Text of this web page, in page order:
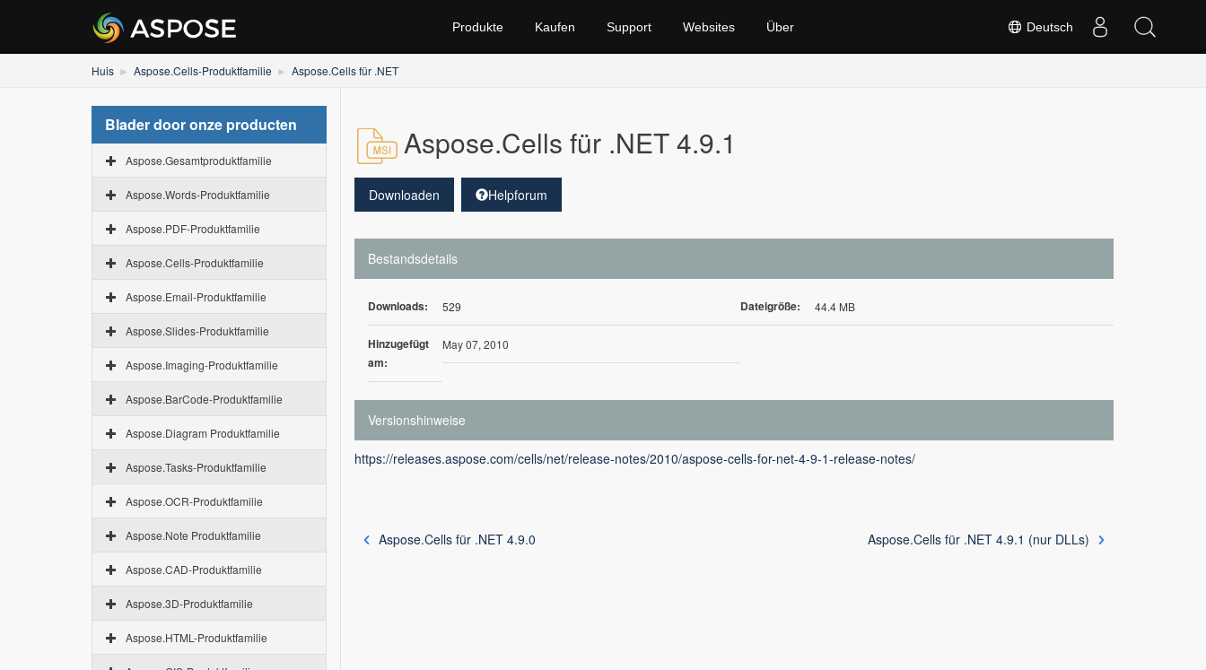
Deutsch
Produkte Kaufen Support Websites Über
Huis Aspose.Cells-Produktfamilie Aspose.Cells für .NET
Blader door onze producten
Aspose.Gesamtproduktfamilie
Aspose.Words-Produktfamilie
Aspose.PDF-Produktfamilie
Aspose.Cells-Produktfamilie
Aspose.Email-Produktfamilie
Aspose.Slides-Produktfamilie
Aspose.Imaging-Produktfamilie
Aspose.BarCode-Produktfamilie
Aspose.Diagram Produktfamilie
Aspose.Tasks-Produktfamilie
Aspose.OCR-Produktfamilie
Aspose.Note Produktfamilie
Aspose.CAD-Produktfamilie
Aspose.3D-Produktfamilie
Aspose.HTML-Produktfamilie
Aspose.Cells für .NET 4.9.1
Downloaden Helpforum
Bestandsdetails
Downloads: 529 Dateigröße: 44.4 MB
Hinzugefügt
am:
May 07, 2010
Versionshinweise
https://releases.aspose.com/cells/net/release-notes/2010/aspose-cells-for-net-4-9-1-release-notes/
Aspose.Cells für .NET 4.9.0 Aspose.Cells für .NET 4.9.1 (nur DLLs)